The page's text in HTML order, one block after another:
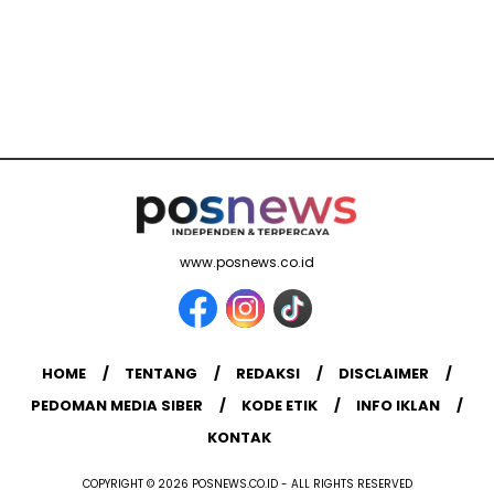
www.posnews.co.id
HOME TENTANG REDAKSI
DISCLAIMER
PEDOMAN MEDIA SIBER
KODE ETIK
INFO IKLAN
KONTAK
COPYRIGHT © 2026 POSNEWS.CO.ID - ALL RIGHTS RESERVED